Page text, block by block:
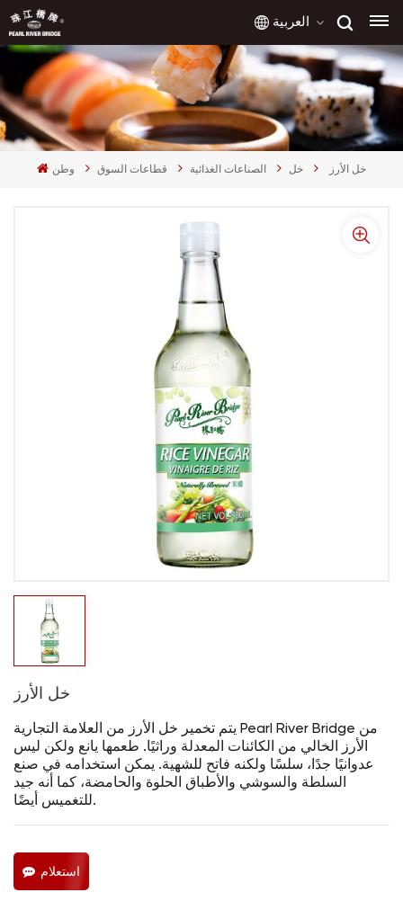
العربية
English
français
español
العربية
وطن قطاعات السوق الصناعات الغذائية خل خل الأرز
خل الأرز
يتم تخمير خل الأرز من العلامة التجارية Pearl River Bridge من
الأرز الخالي من الكائنات المعدلة وراثيًا. طعمها يانع ولكن ليس
عدوانيًا جدًا، سلسًا ولكنه فاتح للشهية. يمكن استخدامه في صنع
السلطة والسوشي والأطباق الحلوة والحامضة، كما أنه جيد
للتغميس أيضًا.
استعلام